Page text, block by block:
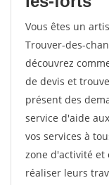
Vous êtes un
Trouver-des-
découvrez
de devis et
présent des
service d'aide
vos services à
zone d'activité
réaliser leurs